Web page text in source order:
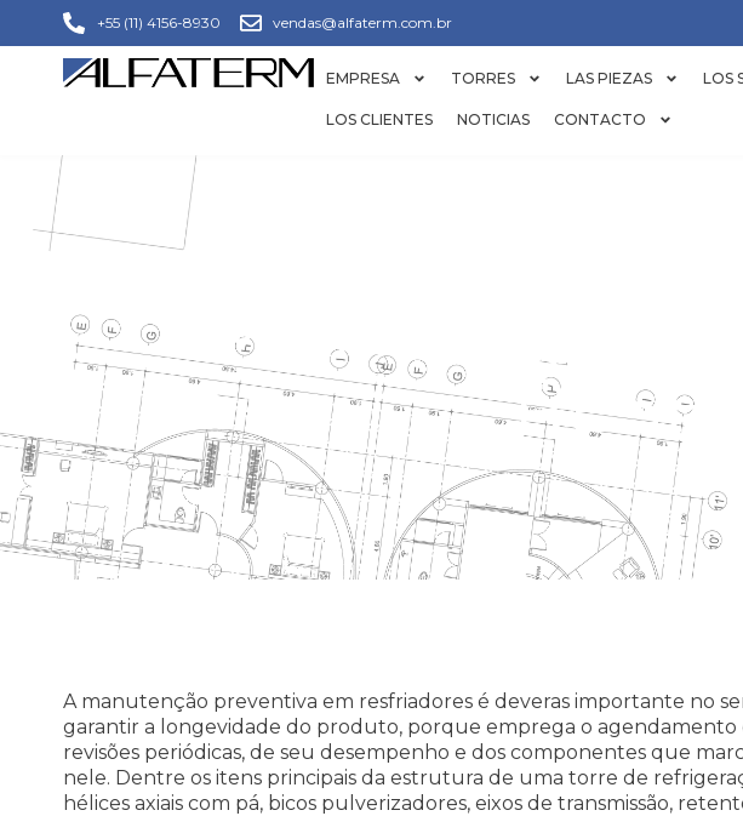
+55 (11) 4156-8930 vendas@alfaterm.com.br
EMPRESA TORRES LAS PIEZAS LOS
LOS CLIENTES NOTICIAS CONTACTO
A manutenção preventiva em resfriadores é deveras importante no
garantir a longevidade do produto, porque emprega o agendamento
revisões periódicas, de seu desempenho e dos componentes que
nele. Dentre os itens principais da estrutura de uma torre de
hélices axiais com pá, bicos pulverizadores, eixos de transmissão,